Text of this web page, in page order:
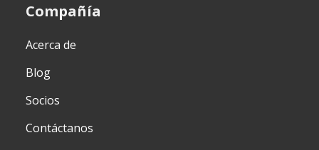
Compañía
Acerca de
Blog
Socios
Contáctanos